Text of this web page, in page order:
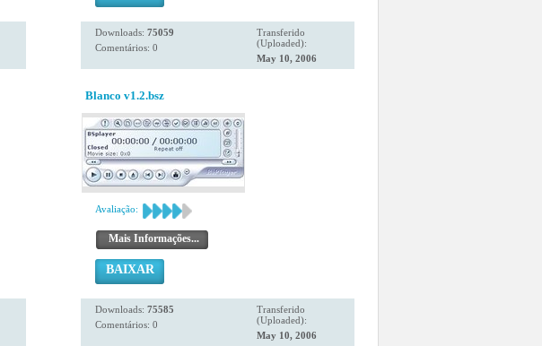
Downloads: 75059
Comentários: 0
Transferido
(Uploaded):
May 10, 2006
Blanco v1.2.bsz
Avaliação:
Mais Informações...
BAIXAR
Downloads: 75585
Comentários: 0
Transferido
(Uploaded):
May 10, 2006